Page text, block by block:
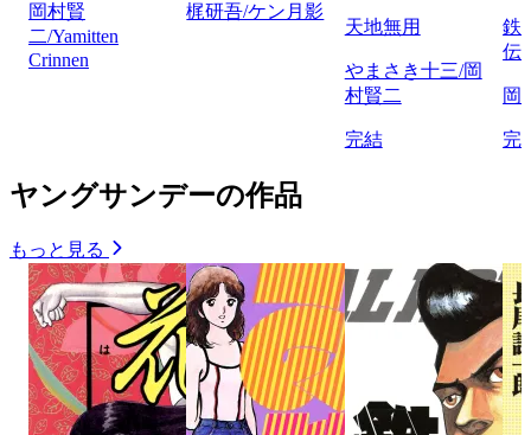
岡村賢
二/Yamitten
Crinnen
梶研吾/ケン月影
天地無用
やまさき十三/岡
村賢二
完結
鉄
伝
岡
完
ヤングサンデーの作品
もっと見る